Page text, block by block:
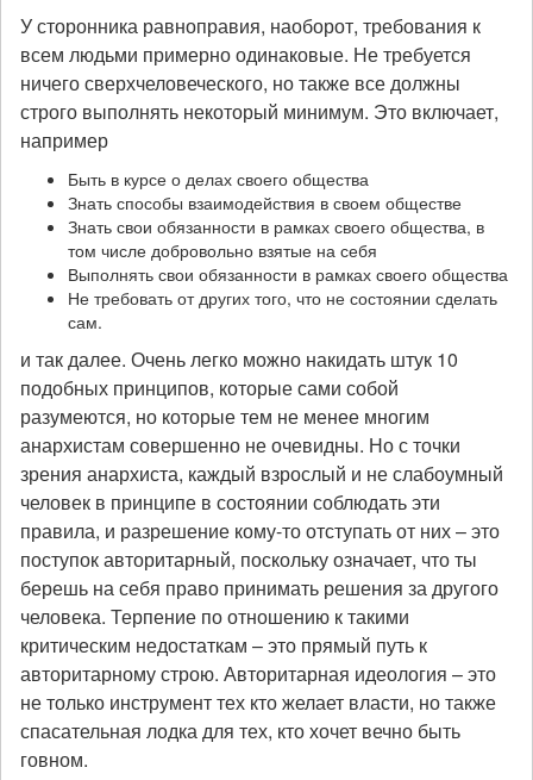
У сторонника равноправия, наоборот, требования к
всем людьми примерно одинаковые. Не требуется
ничего сверхчеловеческого, но также все должны
строго выполнять некоторый минимум. Это включает,
например
Быть в курсе о делах своего общества
Знать способы взаимодействия в своем обществе
Знать свои обязанности в рамках своего общества, в
том числе добровольно взятые на себя
Выполнять свои обязанности в рамках своего общества
Не требовать от других того, что не состоянии сделать
сам.
и так далее. Очень легко можно накидать штук 10
подобных принципов, которые сами собой
разумеются, но которые тем не менее многим
анархистам совершенно не очевидны. Но с точки
зрения анархиста, каждый взрослый и не слабоумный
человек в принципе в состоянии соблюдать эти
правила, и разрешение кому-то отступать от них – это
поступок авторитарный, поскольку означает, что ты
берешь на себя право принимать решения за другого
человека. Терпение по отношению к такими
критическим недостаткам – это прямый путь к
авторитарному строю. Авторитарная идеология – это
не только инструмент тех кто желает власти, но также
спасательная лодка для тех, кто хочет вечно быть
говном.